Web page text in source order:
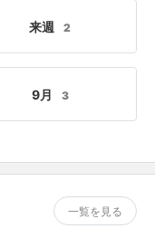
来週 2
9月 3
一覧を見る